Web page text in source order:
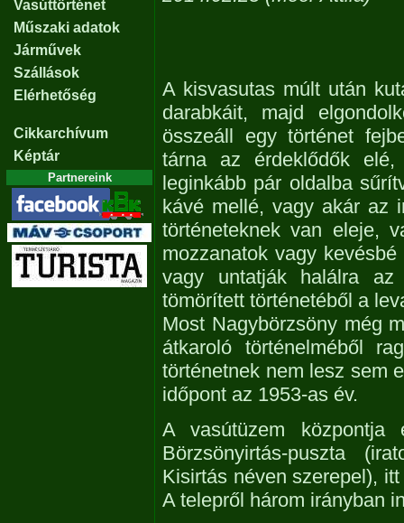
Vasúttörténet
Műszaki adatok
Járművek
Szállások
Elérhetőség
Cikkarchívum
Képtár
Partnereink
A kisvasutas múlt után
darabkáit, majd
összeáll egy történet
tárna az érdeklődők
leginkább pár oldalba
kávé mellé, vagy akár az
történeteknek van eleje,
mozzanatok vagy
vagy untatják halálra
tömörített történetéből a
Most Nagybörzsöny még
átkaroló történelméből
történetnek nem lesz sem
időpont az 1953-as év.
A vasútüzem központja
Börzsönyirtás-puszta
Kisirtás néven szerepel),
A telepről három irányban